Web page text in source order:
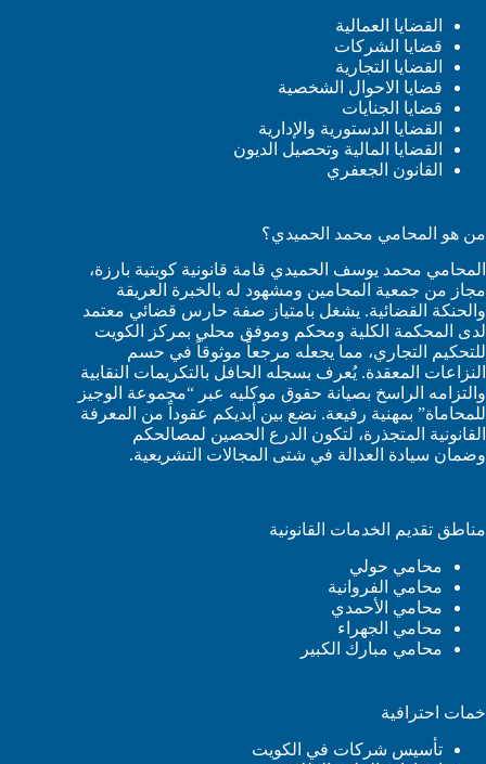
القضايا العمالية
قضايا الشركات
القضايا التجارية
قضايا الاحوال الشخصية
قضايا الجنايات
القضايا الدستورية والإدارية
القضايا المالية وتحصيل الديون
القانون الجعفري
من هو المحامي محمد الحميدي؟
المحامي محمد يوسف الحميدي قامة قانونية كويتية بارزة،
مجاز من جمعية المحامين ومشهود له بالخبرة العريقة
والحنكة القضائية. يشغل بامتياز صفة حارس قضائي معتمد
لدى المحكمة الكلية ومحكم وموفق محلي بمركز الكويت
للتحكيم التجاري، مما يجعله مرجعاً موثوقاً في حسم
النزاعات المعقدة. يُعرف بسجله الحافل بالتكريمات النقابية
والتزامه الراسخ بصيانة حقوق موكليه عبر “مجموعة الوجيز
للمحاماة” بمهنية رفيعة. نضع بين أيديكم عقوداً من المعرفة
القانونية المتجذرة، لتكون الدرع الحصين لمصالحكم
وضمان سيادة العدالة في شتى المجالات التشريعية.
مناطق تقديم الخدمات القانونية
محامي حولي
محامي الفروانية
محامي الأحمدي
محامي الجهراء
محامي مبارك الكبير
خمات احترافية
تأسيس شركات في الكويت